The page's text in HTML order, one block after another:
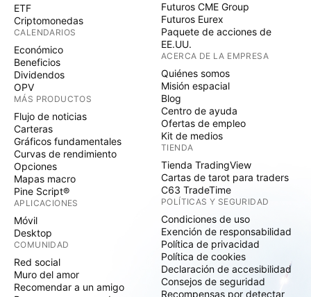
ETF
Criptomonedas
CALENDARIOS
Económico
Beneficios
Dividendos
OPV
MÁS PRODUCTOS
Flujo de noticias
Carteras
Gráficos fundamentales
Curvas de rendimiento
Opciones
Mapas macro
Pine Script®
APLICACIONES
Móvil
Desktop
COMUNIDAD
Red social
Muro del amor
Recomendar a un amigo
Futuros CME Group
Futuros Eurex
Paquete de acciones de
EE.UU.
ACERCA DE LA EMPRESA
Quiénes somos
Misión espacial
Blog
Centro de ayuda
Ofertas de empleo
Kit de medios
TIENDA
Tienda TradingView
Cartas de tarot para traders
C63 TradeTime
POLÍTICAS Y SEGURIDAD
Condiciones de uso
Exención de responsabilidad
Política de privacidad
Política de cookies
Declaración de accesibilidad
Consejos de seguridad
Recompensas por detectar